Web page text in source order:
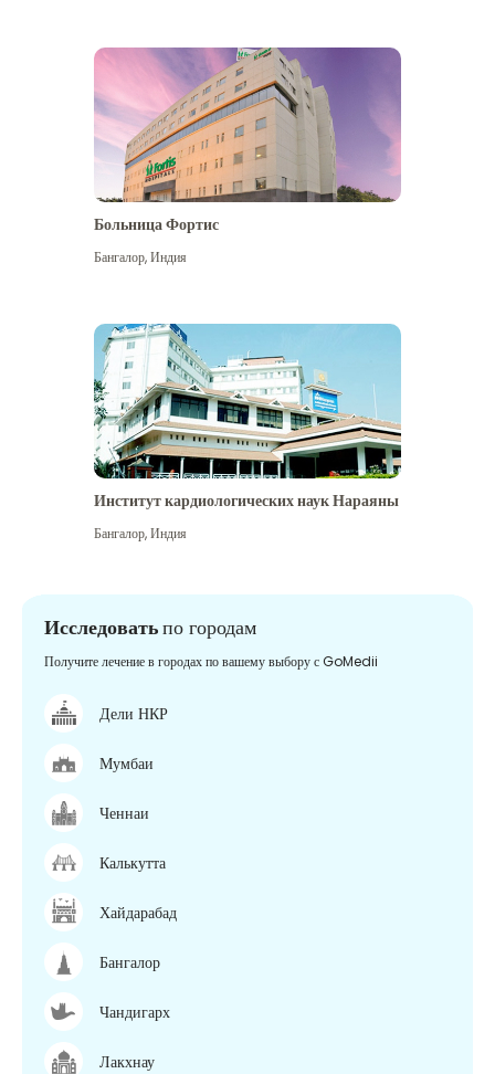
Больница Фортис
Бангалор,Индия
Институт кардиологических наук Нараяны
Бангалор,Индия
Исследоватьпо городам
Получите лечение в городах по вашему выбору с GoMedii
Дели НКР
Мумбаи
Ченнаи
Калькутта
Хайдарабад
Бангалор
Чандигарх
Лакхнау